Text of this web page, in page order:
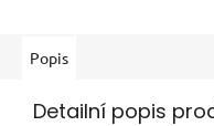
Popis
Detailní popis